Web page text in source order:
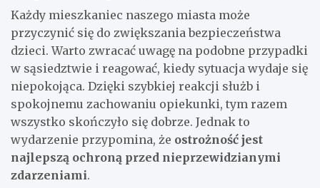
Każdy mieszkaniec naszego miasta może
przyczynić się do zwiększania bezpieczeństwa
dzieci. Warto zwracać uwagę na podobne przypadki
w sąsiedztwie i reagować, kiedy sytuacja wydaje się
niepokojąca. Dzięki szybkiej reakcji służb i
spokojnemu zachowaniu opiekunki, tym razem
wszystko skończyło się dobrze. Jednak to
wydarzenie przypomina, że ostrożność jest
najlepszą ochroną przed nieprzewidzianymi
zdarzeniami.